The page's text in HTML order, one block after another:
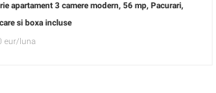
apartament 3 camere modern, 56 mp, Pacurari,
si boxa incluse
eur/luna